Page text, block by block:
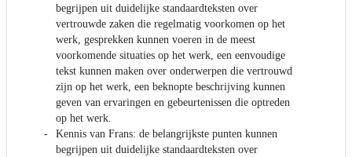
begrijpen uit duidelijke standaardteksten over
vertrouwde zaken die regelmatig voorkomen op het
werk, gesprekken kunnen voeren in de meest
voorkomende situaties op het werk, een eenvoudige
tekst kunnen maken over onderwerpen die vertrouwd
zijn op het werk, een beknopte beschrijving kunnen
geven van ervaringen en gebeurtenissen die optreden
op het werk.
Kennis van Frans: de belangrijkste punten kunnen
begrijpen uit duidelijke standaardteksten over